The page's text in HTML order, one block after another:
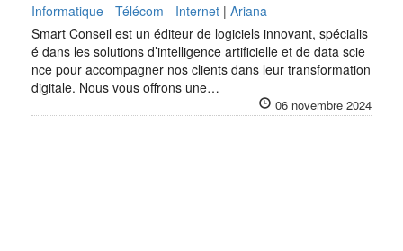
Informatique - Télécom - Internet | Ariana
Smart Conseil est un éditeur de logiciels innovant, spécialis
é dans les solutions d’intelligence artificielle et de data scie
nce pour accompagner nos clients dans leur transformation
digitale. Nous vous offrons une…
06 novembre 2024